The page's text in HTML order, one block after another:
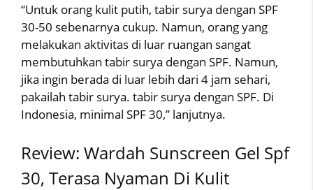
“Untuk orang kulit putih, tabir surya dengan SPF
30-50 sebenarnya cukup. Namun, orang yang
melakukan aktivitas di luar ruangan sangat
membutuhkan tabir surya dengan SPF. Namun,
jika ingin berada di luar lebih dari 4 jam sehari,
pakailah tabir surya. tabir surya dengan SPF. Di
Indonesia, minimal SPF 30,” lanjutnya.
Review: Wardah Sunscreen Gel Spf
30, Terasa Nyaman Di Kulit